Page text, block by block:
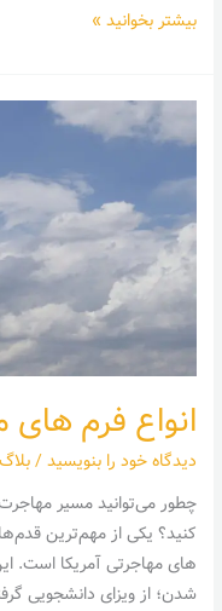
بیشتر بخوانید »
انواع فرم های
دیدگاه‌ خود را بنویسید/بلاگ
چطور می‌توانید مسیر
کنید؟ یکی از مهم‌ترین
های مهاجرتی آمریکا است.
شدن؛ از ویزای دانشجویی
فرم
های
آمریکا